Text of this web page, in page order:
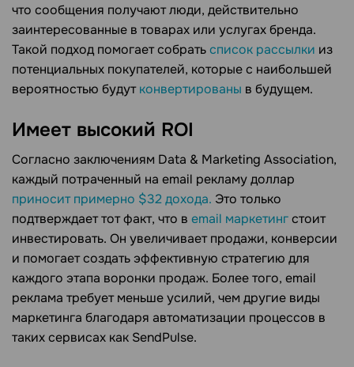
что сообщения получают люди, действительно
заинтересованные в товарах или услугах бренда.
Такой подход помогает собратьсписок рассылки из
потенциальных покупателей, которые с наибольшей
вероятностью будутконвертированы в будущем.
Имеет высокий ROI
Согласно заключениям Data & Marketing Association,
каждый потраченный на email рекламу доллар
приносит примерно $32 дохода. Это только
подтверждает тот факт, что в email маркетингстоит
инвестировать. Он увеличивает продажи, конверсии
и помогает создать эффективную стратегию для
каждого этапа воронки продаж. Более того, email
реклама требует меньше усилий, чем другие виды
маркетинга благодаря автоматизации процессов в
таких сервисах как SendPulse.